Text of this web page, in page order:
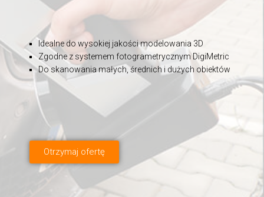
Idealne do wysokiej jakości modelowania 3D
Zgodne z systemem fotogrametrycznym DigiMetric
Do skanowania małych, średnich i dużych obiektów
Otrzymaj ofertę